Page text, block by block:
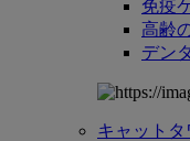
免疫
高齢
デン
キャットタ